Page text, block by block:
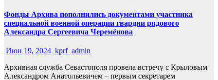
Фонды Архива пополнились документами участника
специальной военной операции гвардии рядового
Александра Сергеевича Черемёнова
Июн 19, 2024 kprf_admin
Архивная служба Севастополя провела встречу с Крыловым
Александром Анатольевичем – первым секретарем